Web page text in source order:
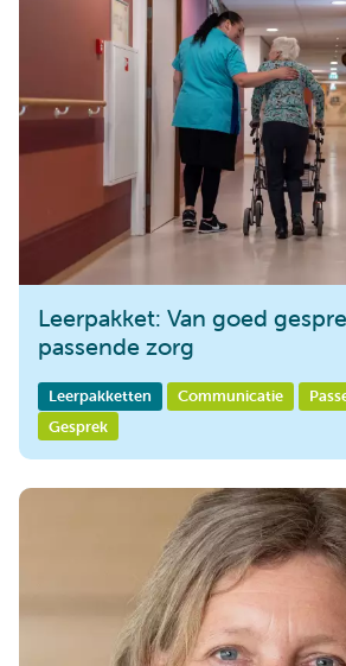
Leerpakket: Van goed
passende zorg
Leerpakketten Communicatie
Gesprek